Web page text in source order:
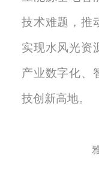
技术难题，推
实现水风光资
产业数字化、
技创新高地。